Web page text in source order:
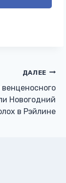
ДАЛЕЕ
Новогодний
в Рэйлине